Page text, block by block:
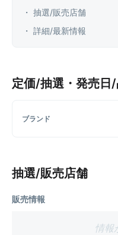
・ 抽選/販売店舗
・ 詳細/最新情報
定価/抽選・発売日
ブランド
抽選/販売店舗
販売情報
情報